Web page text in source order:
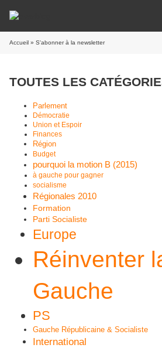
Accueil » S'abonner à la newsletter
TOUTES LES
Parlement
Démocratie
Union et Espoir
Finances
Région
Budget
pourquoi la motion B (2015)
à gauche pour gagner
socialisme
Régionales 2010
Formation
Parti Socialiste
Europe
Réinventer
Gauche
PS
Gauche Républicaine & Socialiste
International